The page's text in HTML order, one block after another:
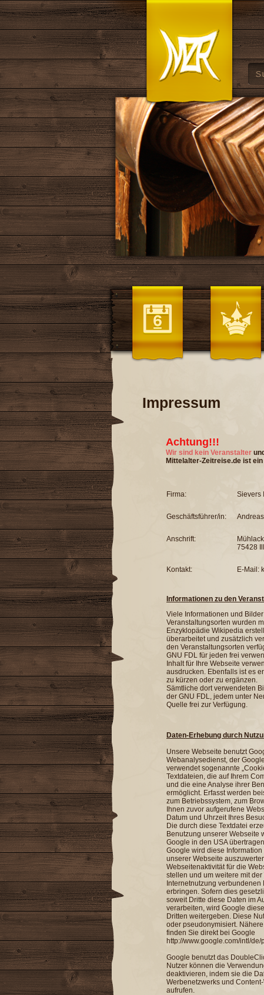
Impressum
Achtung!!!
Wir sind kein Veranstalter
Mittelalter-Zeitreise.de ist
Firma: Sievers
Geschäftsführer/in:
Anschrift:
75428
Kontakt: E-Mail:
Informationen zu den
Viele Informationen und
Veranstaltungsorten wurden
Enzyklopädie Wikipedia
überarbeitet und zusätzlich
den Veranstaltungsorten
GNU FDL für jeden frei
Inhalt für Ihre Webseite
ausdrucken. Ebenfalls ist es
zu kürzen oder zu ergänzen.
Sämtliche dort verwendeten
der GNU FDL, jedem unter
Quelle frei zur Verfügung.
Daten-Erhebung durch
Unsere Webseite benutzt
Webanalysedienst, der
verwendet sogenannte
Textdateien, die auf Ihrem
und die eine Analyse ihrer
ermöglicht. Erfasst werden
zum Betriebssystem, zum
Ihnen zuvor aufgerufene
Datum und Uhrzeit Ihres
Die durch diese Textdatei
Benutzung unserer Webseite
Google in den USA
Google wird diese
unserer Webseite
Webseitenaktivität für die
stellen und um weitere mit
Internetnutzung verbundenen
erbringen. Sofern dies
soweit Dritte diese Daten im
verarbeiten, wird Google
Dritten weitergeben. Diese
oder pseudonymisiert.
finden Sie direkt bei Google
http://www.google.com/intl/
Google benutzt das
Nutzer können die
deaktivieren, indem sie die
Werbenetzwerks und
aufrufen.